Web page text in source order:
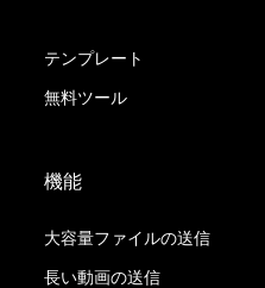
テンプレート
無料ツール
機能
大容量ファイルの送信
長い動画の送信